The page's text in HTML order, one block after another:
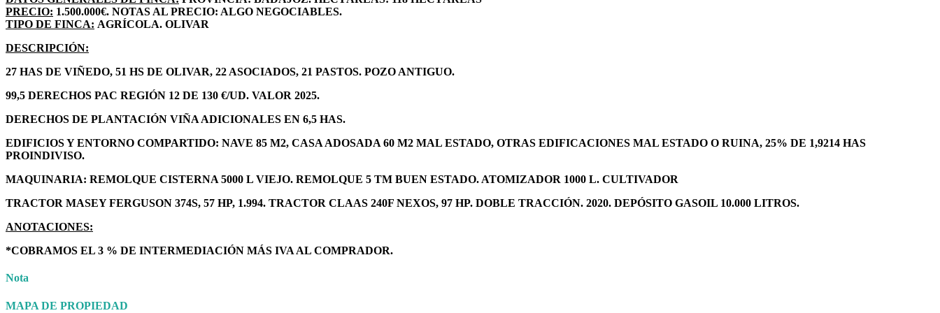
PRECIO: 1.500.000€. NOTAS AL PRECIO: ALGO NEGOCIABLES.
TIPO DE FINCA: AGRÍCOLA. OLIVAR
DESCRIPCIÓN:
27 HAS DE VIÑEDO, 51 HS DE OLIVAR, 22 ASOCIADOS, 21 PASTOS. POZO ANTIGUO.
99,5 DERECHOS PAC REGIÓN 12 DE 130 €/UD. VALOR 2025.
DERECHOS DE PLANTACIÓN VIÑA ADICIONALES EN 6,5 HAS.
EDIFICIOS Y ENTORNO COMPARTIDO: NAVE 85 M2, CASA ADOSADA 60 M2 MAL ESTADO, OTRAS EDIFICACIONES MAL ESTADO O RUINA, 25% DE 1,9214 HAS
PROINDIVISO.
MAQUINARIA: REMOLQUE CISTERNA 5000 L VIEJO. REMOLQUE 5 TM BUEN ESTADO. ATOMIZADOR 1000 L. CULTIVADOR
TRACTOR MASEY FERGUSON 374S, 57 HP, 1.994. TRACTOR CLAAS 240F NEXOS, 97 HP. DOBLE TRACCIÓN. 2020. DEPÓSITO GASOIL 10.000 LITROS.
ANOTACIONES:
*COBRAMOS EL 3 % DE INTERMEDIACIÓN MÁS IVA AL COMPRADOR.
Nota
MAPA DE PROPIEDAD